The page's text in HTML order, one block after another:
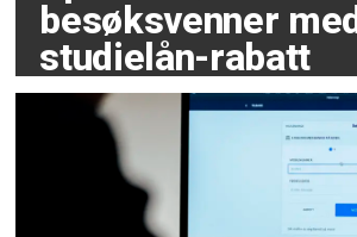
besøksvenner med
studielån-rabatt